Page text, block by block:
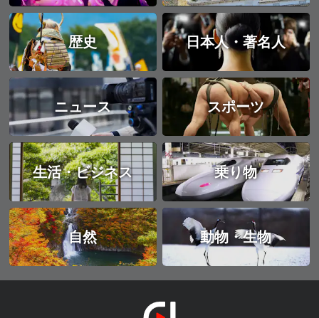
歴史 日本人・著名人
ニュース スポーツ
生活・ビジネス 乗り物
自然 動物・生物